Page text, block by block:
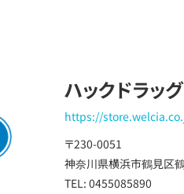
ハックドラッ
https://
〒230-0051
神奈川県横浜市鶴見区
TEL: 0455085890